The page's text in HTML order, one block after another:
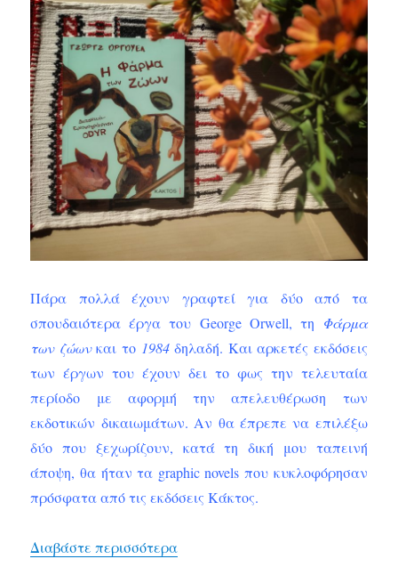
Πάρα πολλά έχουν γραφτεί για δύο από τα
σπουδαιότερα έργα του George Orwell, τη Φάρμα
των ζώωνκαι το 1984δηλαδή. Και αρκετές εκδόσεις
των έργων του έχουν δει το φως την τελευταία
περίοδο με αφορμή την απελευθέρωση των
εκδοτικών δικαιωμάτων. Αν θα έπρεπε να επιλέξω
δύο που ξεχωρίζουν, κατά τη δική μου ταπεινή
άποψη, θα ήταν τα graphic novels που κυκλοφόρησαν
πρόσφατα από τις εκδόσεις Κάκτος.
Διαβάστε περισσότερα